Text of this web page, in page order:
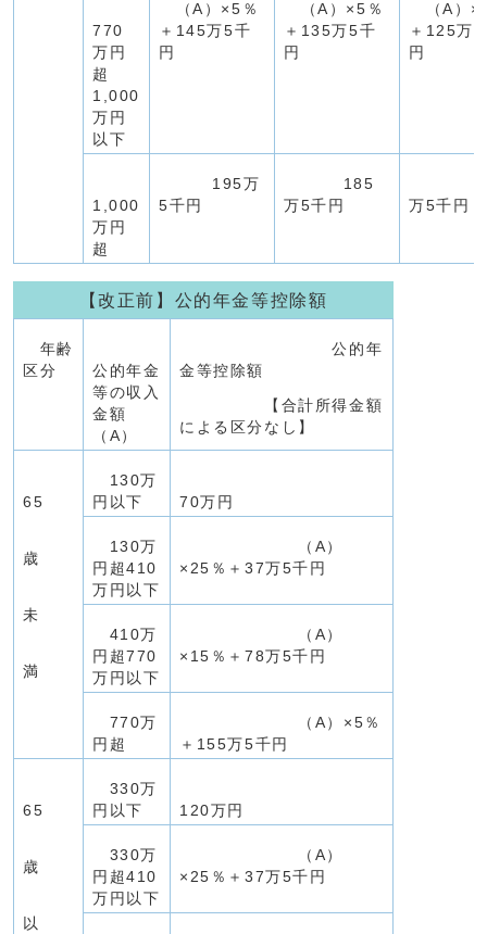
770
万円
超
1,000
万円
以下
（A）×5％
＋145万5千
円
（A）×5％
＋135万5千
円
（A）
＋125万5
円
1,000
万円
超
195万
5千円
185
万5千円
万5千円
【改正前】公的年金等控除額
年齢
区分
公的年金
等の収入
金額
（A）
公的年
金等控除額
【合計所得金額
による区分なし】
65
歳
未
満
130万
円以下
70万円
130万
円超410
万円以下
（A）
×25％＋37万5千円
410万
円超770
万円以下
（A）
×15％＋78万5千円
770万
円超
（A）×5％
＋155万5千円
65
歳
以
330万
円以下
120万円
330万
円超410
万円以下
（A）
×25％＋37万5千円